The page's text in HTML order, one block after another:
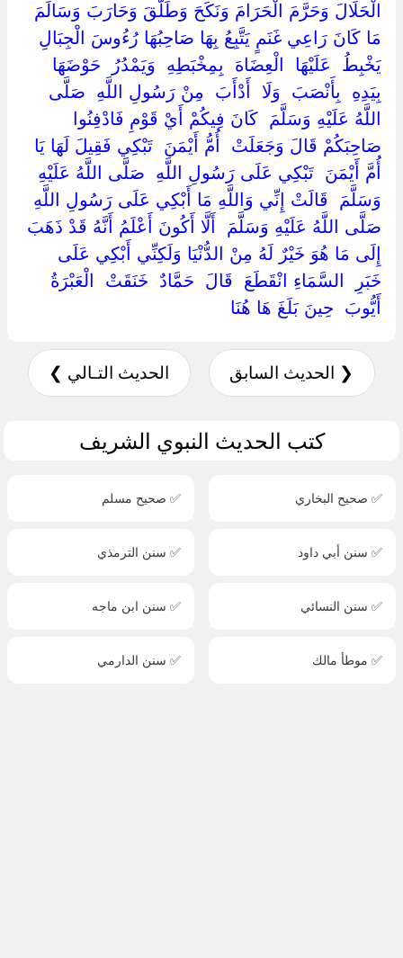
الْحَلَالَ وَحَرَّمَ الْحَرَامَ وَنَكَحَ وَطَلَّقَ وَحَارَبَ وَسَالَمَ
مَا كَانَ رَاعِي غَنَمٍ يَتَّبِعُ بِهَا صَاحِبُهَا رُءُوسَ الْجِبَالِ ‏
‏يَخْبِطُ ‏ ‏عَلَيْهَا ‏ ‏الْعِضَاهَ ‏ ‏بِمِخْبَطِهِ ‏ ‏وَيَمْدُرُ ‏ ‏حَوْضَهَا
بِيَدِهِ ‏ ‏بِأَنْصَبَ ‏ ‏وَلَا ‏ ‏أَدْأَبَ ‏ ‏مِنْ رَسُولِ اللَّهِ ‏ ‏صَلَّى
اللَّهُ عَلَيْهِ وَسَلَّمَ ‏ ‏كَانَ فِيكُمْ أَيْ قَوْمِ فَادْفِنُوا
صَاحِبَكُمْ قَالَ وَجَعَلَتْ ‏ ‏أُمُّ أَيْمَنَ ‏ ‏تَبْكِي فَقِيلَ لَهَا يَا ‏
‏أُمَّ أَيْمَنَ ‏ ‏تَبْكِي عَلَى رَسُولِ اللَّهِ ‏ ‏صَلَّى اللَّهُ عَلَيْهِ
وَسَلَّمَ ‏ ‏قَالَتْ إِنِّي وَاللَّهِ مَا أَبْكِي عَلَى رَسُولِ اللَّهِ ‏
‏صَلَّى اللَّهُ عَلَيْهِ وَسَلَّمَ ‏ ‏أَلَّا أَكُونَ أَعْلَمُ أَنَّهُ قَدْ ذَهَبَ
إِلَى مَا هُوَ خَيْرٌ لَهُ مِنْ الدُّنْيَا وَلَكِنِّي أَبْكِي عَلَى ‏
‏خَبَرِ ‏ ‏السَّمَاءِ انْقَطَعَ ‏ ‏قَالَ ‏ ‏حَمَّادٌ ‏ ‏خَنَقَتْ ‏ ‏الْعَبْرَةُ ‏
‏أَيُّوبَ ‏ ‏حِينَ بَلَغَ هَا هُنَا ‏
❮ الحديث السابق الحديث التـالي ❯
كتب الحديث النبوي الشريف
✅ صحيح البخاري ✅ صحيح مسلم
✅ سنن أبي داود ✅ سنن الترمذي
✅ سنن النسائي ✅ سنن ابن ماجه
✅ موطأ مالك ✅ سنن الدارمي